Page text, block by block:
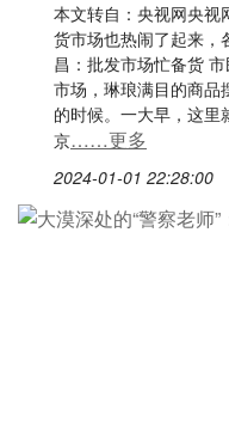
本文转自：央视网央视
货市场也热闹了起来，
昌：批发市场忙备货
市场，琳琅满目的商品
的时候。一大早，这
京……更多
2024-01-01 22:28:00